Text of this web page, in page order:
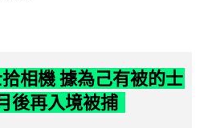
相機 據為己有被的士
後再入境被捕